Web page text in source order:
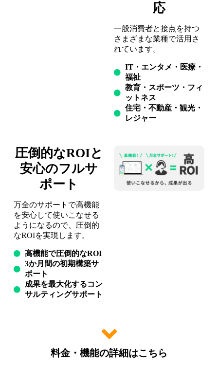
応
一般消費者と接点を持つ
さまざまな業種で活用さ
れています。
IT・エンタメ・医療・
福祉
教育・スポーツ・フィ
ットネス
住宅・不動産・観光・
レジャー
圧倒的なROIと
安心のフルサ
ポート
万全のサポートで高機能
を安心して使いこなせる
ようになるので、圧倒的
なROIを実現します。
高機能で圧倒的なROI
3か月間の初期構築サ
ポート
成果を最大化するコン
サルティングサポート
料金・機能の詳細はこちら